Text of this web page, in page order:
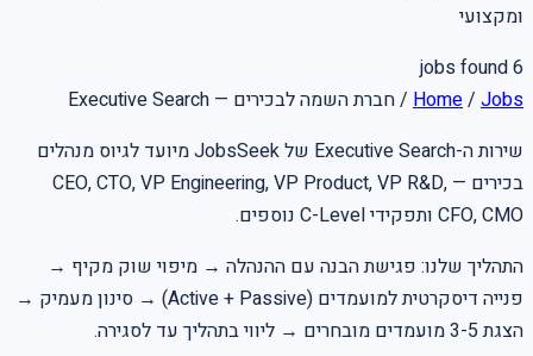
ומקצועי
6
jobs found
Home/ Jobs
/חברת השמה לבכירים — Executive Search
שירות ה-Executive Search של JobsSeek מיועד לגיוס מנהלים
בכירים — CEO, CTO, VP Engineering, VP Product, VP R&D,
CFO, CMO ותפקידי C-Level נוספים.
התהליך שלנו: פגישת הבנה עם ההנהלה → מיפוי שוק מקיף →
פנייה דיסקרטית למועמדים (Active + Passive) → סינון מעמיק →
הצגת 3-5 מועמדים מובחרים → ליווי בתהליך עד לסגירה.